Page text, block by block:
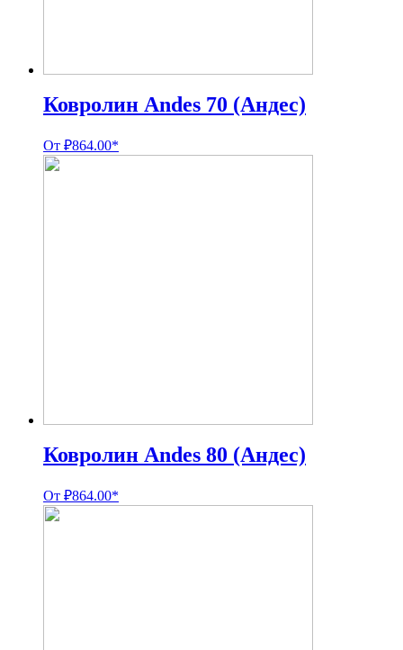
Ковролин Andes 70 (Андес)
От ₽864.00*
Ковролин Andes 80 (Андес)
От ₽864.00*